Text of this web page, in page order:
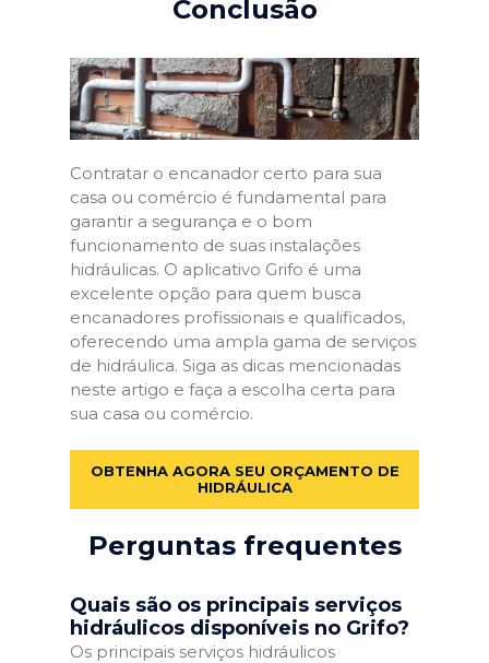
Conclusão
Contratar o encanador certo para sua
casa ou comércio é fundamental para
garantir a segurança e o bom
funcionamento de suas instalações
hidráulicas. O aplicativo Grifo é uma
excelente opção para quem busca
encanadores profissionais e qualificados,
oferecendo uma ampla gama de serviços
de hidráulica. Siga as dicas mencionadas
neste artigo e faça a escolha certa para
sua casa ou comércio.
OBTENHA AGORA SEU ORÇAMENTO DE
HIDRÁULICA
Perguntas frequentes
Quais são os principais serviços
hidráulicos disponíveis no Grifo?
Os principais serviços hidráulicos